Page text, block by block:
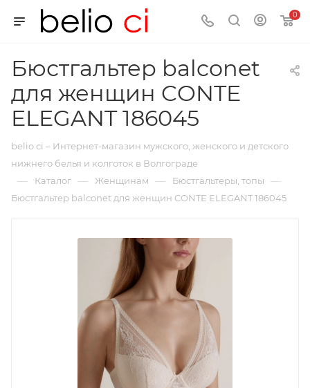
0
Бюстгальтер balconet
для женщин CONTE
ELEGANT 186045
belio ci – Интернет-магазин мужского, женского и детского
нижнего белья и колготок в Волгограде
— Каталог — Женщинам — Бюстгальтеры, топы —
Бюстгальтер balconet для женщин CONTE ELEGANT 186045